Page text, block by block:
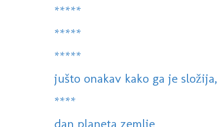
*****
*****
*****
jušto onakav kako ga je
****
dan planeta zemlje